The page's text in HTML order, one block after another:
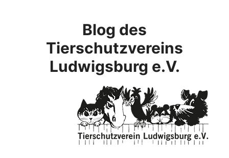
Blog des
Tierschutzvereins
Ludwigsburg e.V.